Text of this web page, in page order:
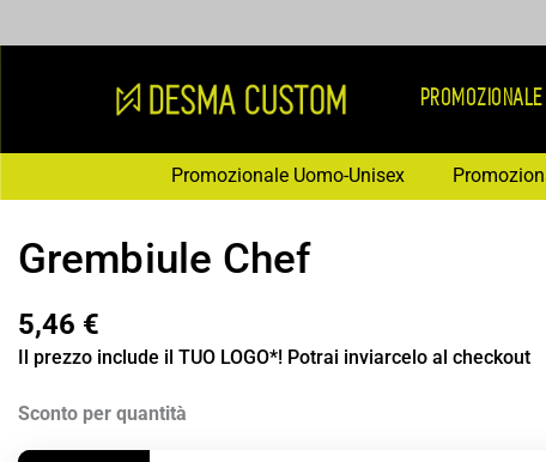
al
PROMOZIONALE
Promozionale Uomo-Unisex
Grembiule Chef
5,46 €
Il prezzo include il TUO LOGO*! Potrai inviarcelo al checkout
Sconto per quantità
Grembiule